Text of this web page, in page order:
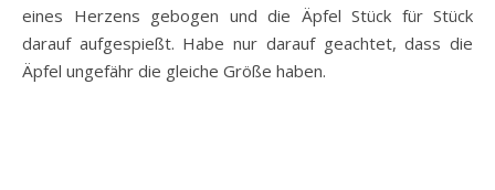
eines Herzens gebogen und die Äpfel Stück für Stück
darauf aufgespießt. Habe nur darauf geachtet, dass die
Äpfel ungefähr die gleiche Größe haben.